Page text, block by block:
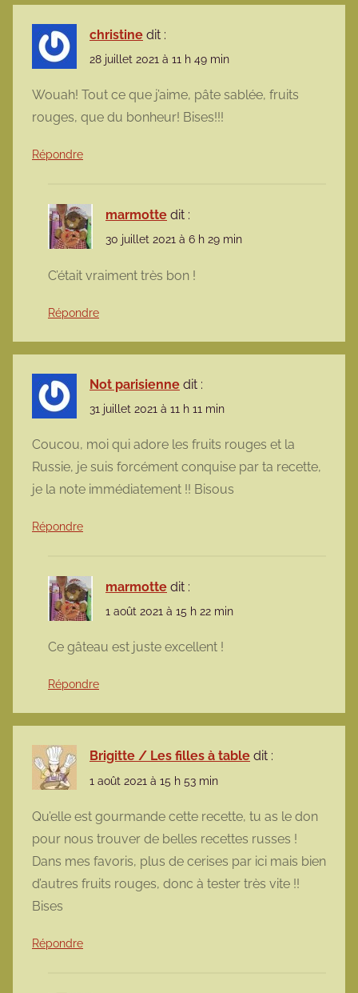
christine dit :
28 juillet 2021 à 11 h 49 min
Wouah! Tout ce que j’aime, pâte sablée, fruits
rouges, que du bonheur! Bises!!!
Répondre
marmotte dit :
30 juillet 2021 à 6 h 29 min
C’était vraiment très bon !
Répondre
Not parisienne dit :
31 juillet 2021 à 11 h 11 min
Coucou, moi qui adore les fruits rouges et la
Russie, je suis forcément conquise par ta recette,
je la note immédiatement !! Bisous
Répondre
marmotte dit :
1 août 2021 à 15 h 22 min
Ce gâteau est juste excellent !
Répondre
Brigitte / Les filles à table dit :
1 août 2021 à 15 h 53 min
Qu’elle est gourmande cette recette, tu as le don
pour nous trouver de belles recettes russes !
Dans mes favoris, plus de cerises par ici mais bien
d’autres fruits rouges, donc à tester très vite !!
Bises
Répondre